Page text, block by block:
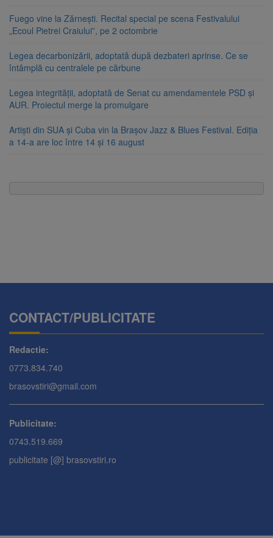
Fuego vine la Zărnești. Recital special pe scena Festivalului
„Ecoul Pietrei Craiului”, pe 2 octombrie
Legea decarbonizării, adoptată după dezbateri aprinse. Ce se
întâmplă cu centralele pe cărbune
Legea integrității, adoptată de Senat cu amendamentele PSD și
AUR. Proiectul merge la promulgare
Artiști din SUA și Cuba vin la Brașov Jazz & Blues Festival. Ediția
a 14-a are loc între 14 și 16 august
CONTACT/PUBLICITATE
Redactie:
0773.834.740
brasovstiri@gmail.com
Publicitate:
0743.519.669
publicitate [@] brasovstiri.ro